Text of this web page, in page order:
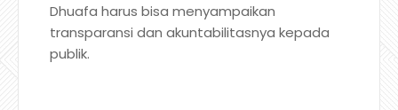
Dhuafa harus bisa menyampaikan
transparansi dan akuntabilitasnya kepada
publik.